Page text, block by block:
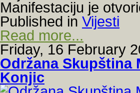
Manifestaciju je
Published in Vijesti
Read more...
Friday, 16 February
Održana Skupština
Konjic